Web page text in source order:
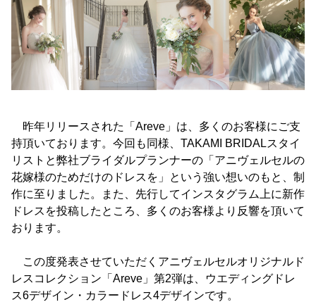
昨年リリースされた「Areve」は、多くのお客様にご支
持頂いております。今回も同様、TAKAMI BRIDALスタイ
リストと弊社ブライダルプランナーの「アニヴェルセルの
花嫁様のためだけのドレスを」という強い想いのもと、制
作に至りました。また、先行してインスタグラム上に新作
ドレスを投稿したところ、多くのお客様より反響を頂いて
おります。
この度発表させていただくアニヴェルセルオリジナルド
レスコレクション「Areve」第2弾は、ウエディングドレ
ス6デザイン・カラードレス4デザインです。